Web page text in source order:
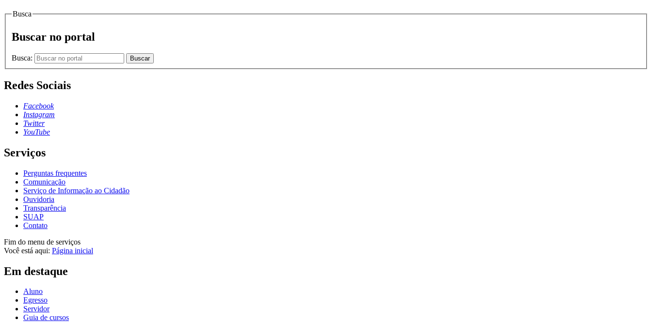
Busca
Buscar no portal
Busca: Buscar
Redes Sociais
Facebook
Instagram
Twitter
YouTube
Serviços
Perguntas frequentes
Comunicação
Serviço de Informação ao Cidadão
Ouvidoria
Transparência
SUAP
Contato
Fim do menu de serviços
Você está aqui: Página inicial
Em destaque
Aluno
Egresso
Servidor
Guia de cursos